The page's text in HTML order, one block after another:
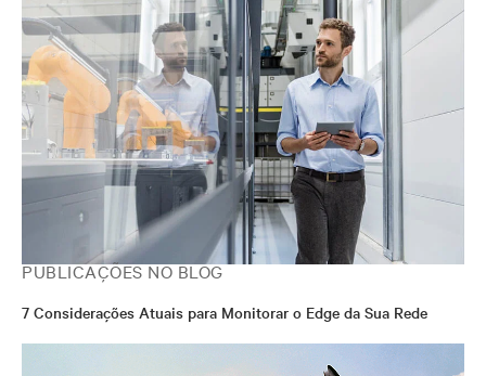
PUBLICAÇÕES NO BLOG
7 Considerações Atuais para Monitorar o Edge da Sua Rede